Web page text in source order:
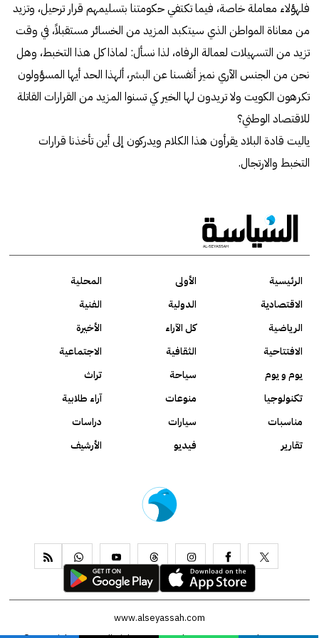
فلهؤلاء معاملة خاصة، فيما تكتفي حكومتنا بتسليمهم قرار ترحيل، وتزيد
من معاناة المواطن الذي سيتكبد المزيد من الخسائر مستقبلاً، في وقت
تزيد من التسهيلات لعمالة الرفاه، لذا نسأل: لماذا كل هذا التخبط، وهل
نحن من الجنس الآري نميز أنفسنا عن البشر، ألهذا الحد أيها المسؤولون
تكرهون الكويت ولا تريدون لها الخير كي تسنوا المزيد من القرارات القاتلة
للاقتصاد الوطني؟
ياليت قادة البلاد يقرأون هذا الكلام ويدركون إلى أين تأخذنا قرارات
التخبط والارتجال.
الرئيسية الأولى
المحلية
الاقتصادية
الدولية
الفنية
الرياضية
كل الآراء
الأخيرة
الافتتاحية
الثقافية
الاجتماعية
يوم و يوم
سياحة
تراث
تكنولوجيا
منوعات
آراء طلابية
مناسبات
سيارات
دراسات
تقارير
فيديو الأرشيف
www.alseyassah.com